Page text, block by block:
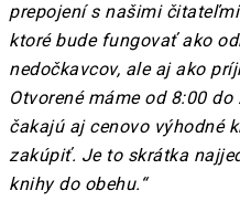
prepojení s našimi
ktoré bude fungovať ako
nedočkavcov, ale aj ako
Otvorené máme od 8:00
čakajú aj cenovo výhodné
zakúpiť. Je to skrátka
knihy do obehu.“